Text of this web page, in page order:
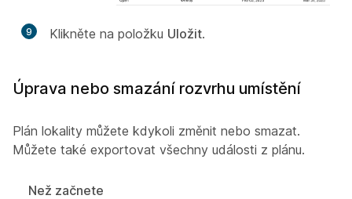
9 Klikněte na položku Uložit.
Úprava nebo smazání rozvrhu umístění
Plán lokality můžete kdykoli změnit nebo smazat.
Můžete také exportovat všechny události z plánu.
Než začnete